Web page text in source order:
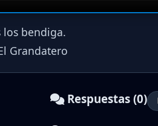
los bendiga.
Grandatero
Respuestas (0)